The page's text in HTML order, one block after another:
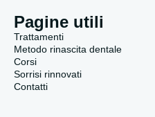
Pagine utili
Trattamenti
Metodo rinascita dentale
Corsi
Sorrisi rinnovati
Contatti